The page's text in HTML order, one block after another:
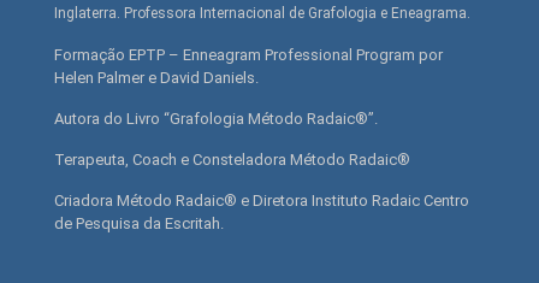
Inglaterra. Professora Internacional de Grafologia e Eneagrama.
Formação EPTP – Enneagram Professional Program por
Helen Palmer e David Daniels.
Autora do Livro “Grafologia Método Radaic®”.
Terapeuta, Coach e Consteladora Método Radaic®
Criadora Método Radaic® e Diretora Instituto Radaic Centro
de Pesquisa da Escritah.